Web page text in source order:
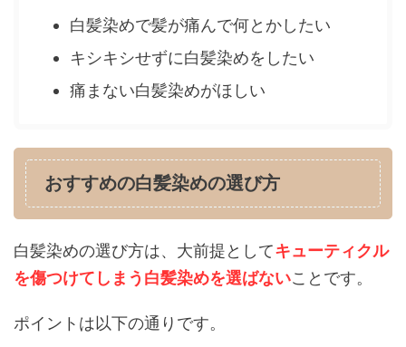
白髪染めで髪が痛んで何とかしたい
キシキシせずに白髪染めをしたい
痛まない白髪染めがほしい
おすすめの白髪染めの選び方
白髪染めの選び方は、大前提としてキューティクル
を傷つけてしまう白髪染めを選ばないことです。
ポイントは以下の通りです。